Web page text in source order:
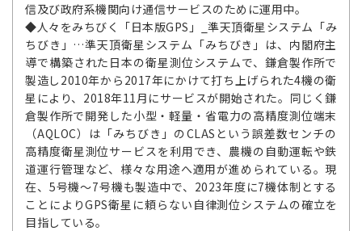
信及び政府系機関向け通信サービスのために運用中。
◆人々をみちびく「日本版GPS」_準天頂衛星システム「み
ちびき」…準天頂衛星システム「みちびき」は、内閣府主
導で構築された日本の衛星測位システムで、鎌倉製作所で
製造し2010年から2017年にかけて打ち上げられた4機の衛
星により、2018年11月にサービスが開始された。同じく鎌
倉製作所で開発した小型・軽量・省電力の高精度測位端末
（AQLOC）は「みちびき」のCLASという誤差数センチの
高精度衛星測位サービスを利用でき、農機の自動運転や鉄
道運行管理など、様々な用途へ適用が進められている。現
在、5号機～7号機も製造中で、2023年度に7機体制とする
ことによりGPS衛星に頼らない自律測位システムの確立を
目指している。